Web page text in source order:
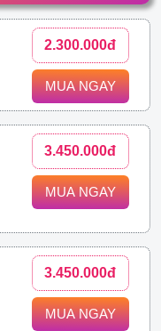
2.300.000đ
MUA NGAY
3.450.000đ
MUA NGAY
3.450.000đ
MUA NGAY